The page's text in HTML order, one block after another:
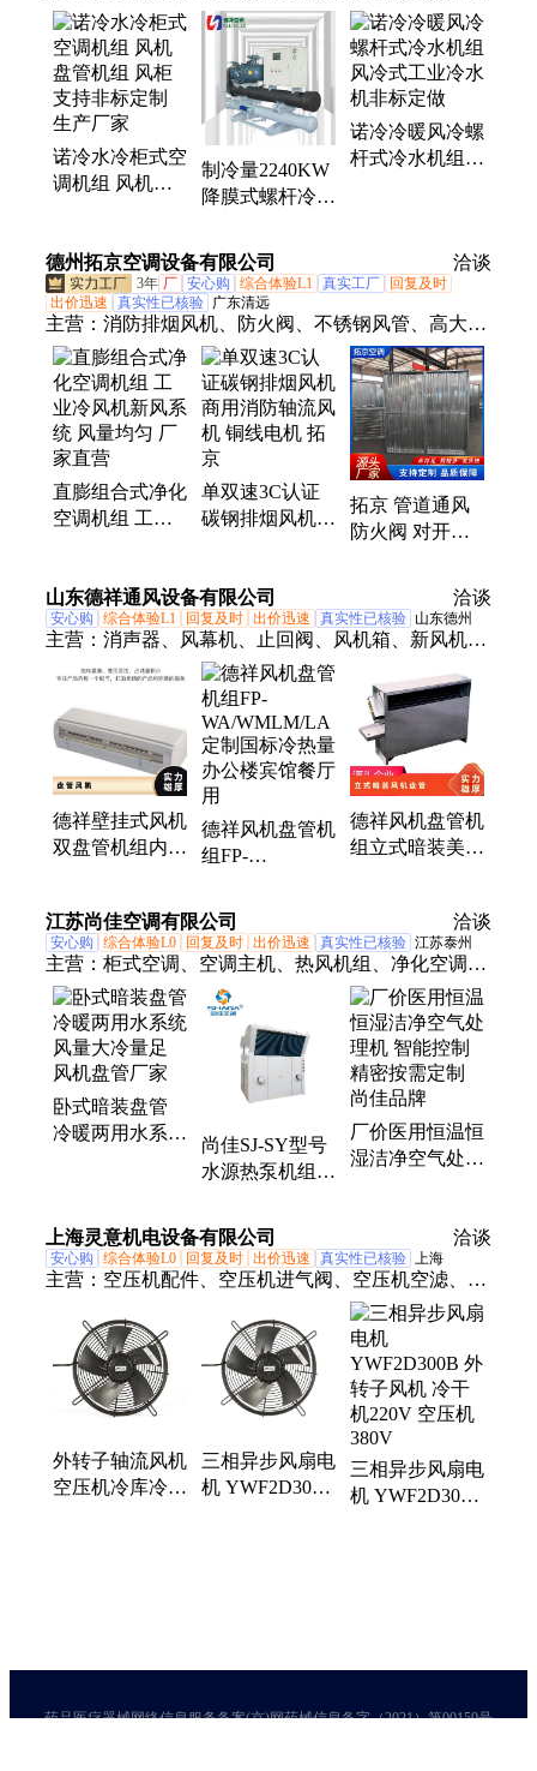
水机组、气悬浮冷水机组、磁悬浮冷水机组、离心式
冷水机组、变频式冷水机组、防爆冷水机组、风冷螺
杆冷水机组、超低温复叠冷水机组、特高温热泵机组
诺冷水冷柜式空
调机组 风机盘
产厂家
制冷量2240KW
降膜式螺杆冷水
降温冷冻机低温
冰水机
诺冷冷暖风冷螺
杆式冷水机组风
德州拓京空调设备有限公司 洽谈
3年 厂 安心购 综合体验L1 真实工厂
回复及时
出价迅速
真实性已核验 广东清远
主营： 消防排烟风机、防火阀、不锈钢风管、高大空
间机组、空调机组、屋顶风机、暖风机、表冷器、抗
爆阀、防火风管、风机盘管、新风换气机
直膨组合式净化
空调机组 工业
直营
单双速3C认证
碳钢排烟风机
京
拓京 管道通风
防火阀 对开多
山东德祥通风设备有限公司 洽谈
安心购 综合体验L1 回复及时 出价迅速 真实性已核验 山东德州
主营： 消声器、风幕机、止回阀、风机箱、新风机、
调节阀、防火阀、插板阀、酚醛风管、旋流风口、混
流风机、铝合金风口、镀锌板风管、玻璃钢风管、彩
钢排烟风管、过滤吸收器、双连杆密闭阀、超压排气
阀门、油网滤尘器、排烟风机、屋顶风机、轴流风
机、空调机组、玻镁风管、玻纤风管
德祥壁挂式风机
双盘管机组内置
定制
德祥风机盘管机
组FP-
定制国标冷热量
办公楼宾馆餐厅
用
德祥风机盘管机
组立式暗装美观
江苏尚佳空调有限公司
洽谈
安心购 综合体验L0 回复及时 出价迅速 真实性已核验 江苏泰州
主营： 柜式空调、空调主机、热风机组、净化空调、
恒湿机组、控温控湿、转轮除湿、新风机组、风冷热
泵、净化机组、防爆空调机组、恒温恒湿空调、直膨
式空调机、屋顶式空调、化学过滤机组、井口热风机
组、高大空间空调、热回收新风机、冷凝排风机组、
船用空调机组、水冷柜式空调、直膨机、变频直膨式
空调机组、直膨式空气处理机组、废气处理机组
卧式暗装盘管
冷暖两用水系统
尚佳SJ-SY型号
水源热泵机组
调
厂价医用恒温恒
湿洁净空气处理
上海灵意机电设备有限公司 洽谈
安心购 综合体验L0 回复及时 出价迅速 真实性已核验 上海
主营： 空压机配件、空压机进气阀、空压机空滤、空
压机油分、空压机机油、空压机散热器、空压机冷却
器、冷干机、过滤器、排水器、空压机电磁阀、空压
机控制器、阿特拉斯、英格索兰、复盛、寿力、空压
机机头、鲍斯机头、空压机电机、空压机变频器、汉
钟机头、众辰变频器、普勒特控制器、空压机润滑油
外转子轴流风机
空压机冷库冷干
三相异步风扇电
机 YWF2D300B
三相异步风扇电
机 YWF2D300B
药品医疗器械网络信息服务备案(京)网药械信息备字（2021）第00159号